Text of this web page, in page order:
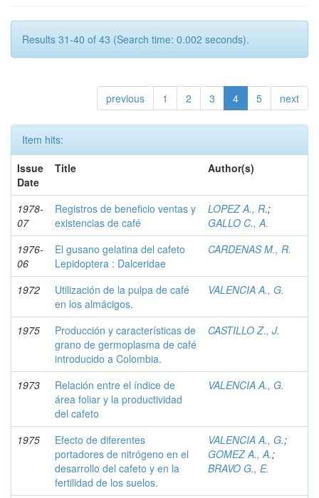
Results 31-40 of 43 (Search time: 0.002 seconds).
previous 1 2 3 4 5 next
Item hits:
Issue
Date
Title Author(s)
1978-
07
Registros de beneficio ventas y
existencias de café
LOPEZ A., R.;
GALLO C., A.
1976-
06
El gusano gelatina del cafeto
Lepidoptera : Dalceridae
CARDENAS M., R.
1972
Utilización de la pulpa de café
en los almácigos.
VALENCIA A., G.
1975
Producción y características de
grano de germoplasma de café
introducido a Colombia.
CASTILLO Z., J.
1973
Relación entre el índice de
área foliar y la productividad
del cafeto
VALENCIA A., G.
1975
Efecto de diferentes
portadores de nitrógeno en el
desarrollo del cafeto y en la
fertilidad de los suelos.
VALENCIA A., G.;
GOMEZ A., A.;
BRAVO G., E.